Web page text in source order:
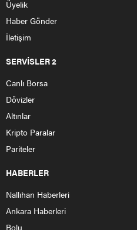
Üyelik
Haber Gönder
İletişim
SERVİSLER 2
Canlı Borsa
Dövizler
Altınlar
Kripto Paralar
Pariteler
HABERLER
Nallıhan Haberleri
Ankara Haberleri
Bolu